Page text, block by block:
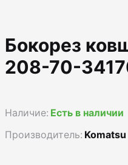
Бокорез
208-70-
Наличие: Есть в наличии
Производитель: Komatsu